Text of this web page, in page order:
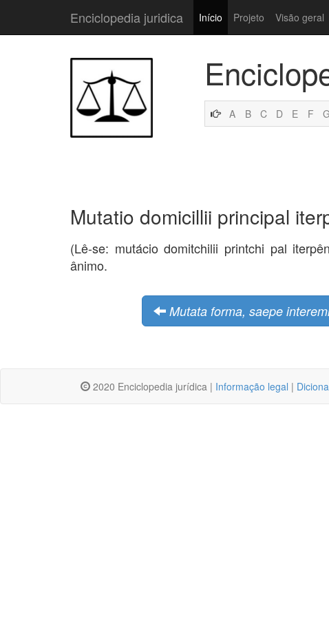
Enciclopedia juridica Início Projeto Visão geral
A B C D E F G
Mutatio domicillii principal
(Lê-se: mutácio domitchilii printchi pal
ânimo.
Mutata forma, saepe
2020 Enciclopedia jurídica | Informação legal |